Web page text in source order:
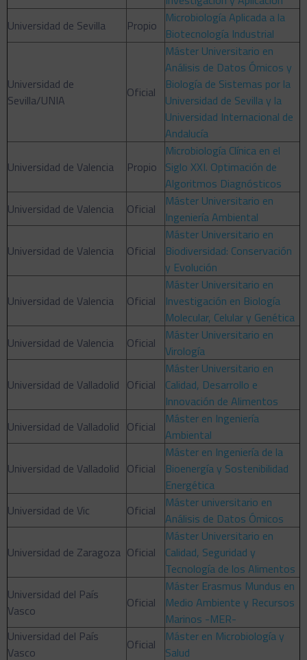
Universidad de Sevilla
Propio
Microbiología Aplicada a la
Biotecnología Industrial
Universidad de
Sevilla/UNIA
Oficial
Máster Universitario en
Análisis de Datos Ómicos y
Biología de Sistemas por la
Universidad de Sevilla y la
Universidad Internacional de
Andalucía
Universidad de Valencia Propio
Microbiología Clínica en el
Siglo XXI. Optimación de
Algoritmos Diagnósticos
Universidad de Valencia
Oficial
Máster Universitario en
Ingeniería Ambiental
Universidad de Valencia Oficial
Máster Universitario en
Biodiversidad: Conservación
y Evolución
Universidad de Valencia Oficial
Máster Universitario en
Investigación en Biología
Molecular, Celular y Genética
Universidad de Valencia
Oficial
Máster Universitario en
Virología
Universidad de Valladolid Oficial
Máster Universitario en
Calidad, Desarrollo e
Innovación de Alimentos
Universidad de Valladolid Oficial
Máster en Ingeniería
Ambiental
Universidad de Valladolid Oficial
Máster en Ingeniería de la
Bioenergía y Sostenibilidad
Energética
Universidad de Vic
Oficial
Máster universitario en
Análisis de Datos Ómicos
Universidad de Zaragoza Oficial
Máster Universitario en
Calidad, Seguridad y
Tecnología de los Alimentos
Universidad del País
Vasco
Oficial
Máster Erasmus Mundus en
Medio Ambiente y Recursos
Marinos -MER-
Universidad del País
Vasco
Oficial
Máster en Microbiología y
Salud